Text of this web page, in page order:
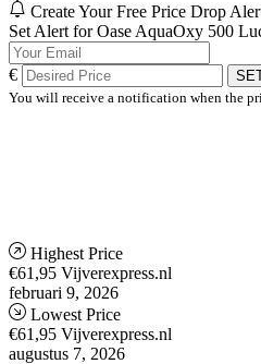
Create Your Free Price Drop
Set Alert for Oase AquaOxy 500
€
You will receive a notification when the
Highest Price
€61,95 Vijverexpress.nl
februari 9, 2026
Lowest Price
€61,95 Vijverexpress.nl
augustus 7, 2026